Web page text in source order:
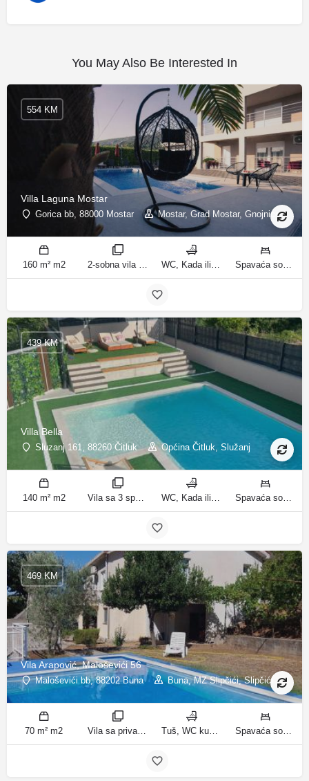
You May Also Be Interested In
Villa Laguna Mostar
Gorica bb, 88000 Mostar Mostar, Grad Mostar, Gnojnice
554 KM
160 m² m2 2-sobna vila sobe WC, Kada ili tuš kupatila Spavaća soba 1: 1 bračni krevet | Spavaća soba 2: 3 kreveta za jednu osobu | Dnevni boravak: 1 kauč na razvlačenje ležaja
Villa Bella
Sluzanj 161, 88260 Čitluk Općina Čitluk, Služanj
439 KM
140 m² m2 Vila sa 3 spavaće sobe sobe WC, Kada ili tuš kupatila Spavaća soba 1: 1 bračni krevet | Spavaća soba 2: 2 kreveta za jednu osobu | Spavaća soba 3: 2 kreveta za jednu osobu | Dnevni boravak: 1 kauč na razvlačenje ležaja
Vila Arapović, Maloševići 56
Maloševići bb, 88202 Buna Buna, MZ Slipčići, Slipčići
469 KM
70 m² m2 Vila sa privatnim bazenom sobe Tuš, WC kupatila Spavaća soba 1: 3 odvojena kreveta | Spavaća soba 2: 3 kreveta za jednu osobu | Dnevni boravak: 1 kauč na razvlačenje ležaja